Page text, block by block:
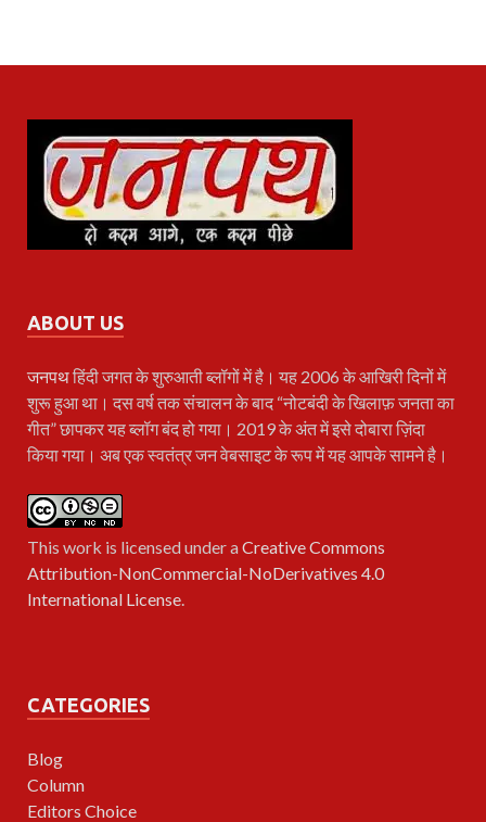
ABOUT US
जनपथहिंदी जगत के शुरुआती ब्लॉगों में है। यह 2006 के आखिरी दिनों में
शुरू हुआ था। दस वर्ष तक संचालन के बाद “नोटबंदी के खिलाफ़ जनता का
गीत” छापकर यह ब्लॉग बंद हो गया। 2019 के अंत में इसे दोबारा ज़िंदा
किया गया। अब एक स्वतंत्र जन वेबसाइट के रूप में यह आपके सामने है।
This work is licensed under aCreative Commons
Attribution-NonCommercial-NoDerivatives 4.0
International License.
CATEGORIES
Blog
Column
Editors Choice